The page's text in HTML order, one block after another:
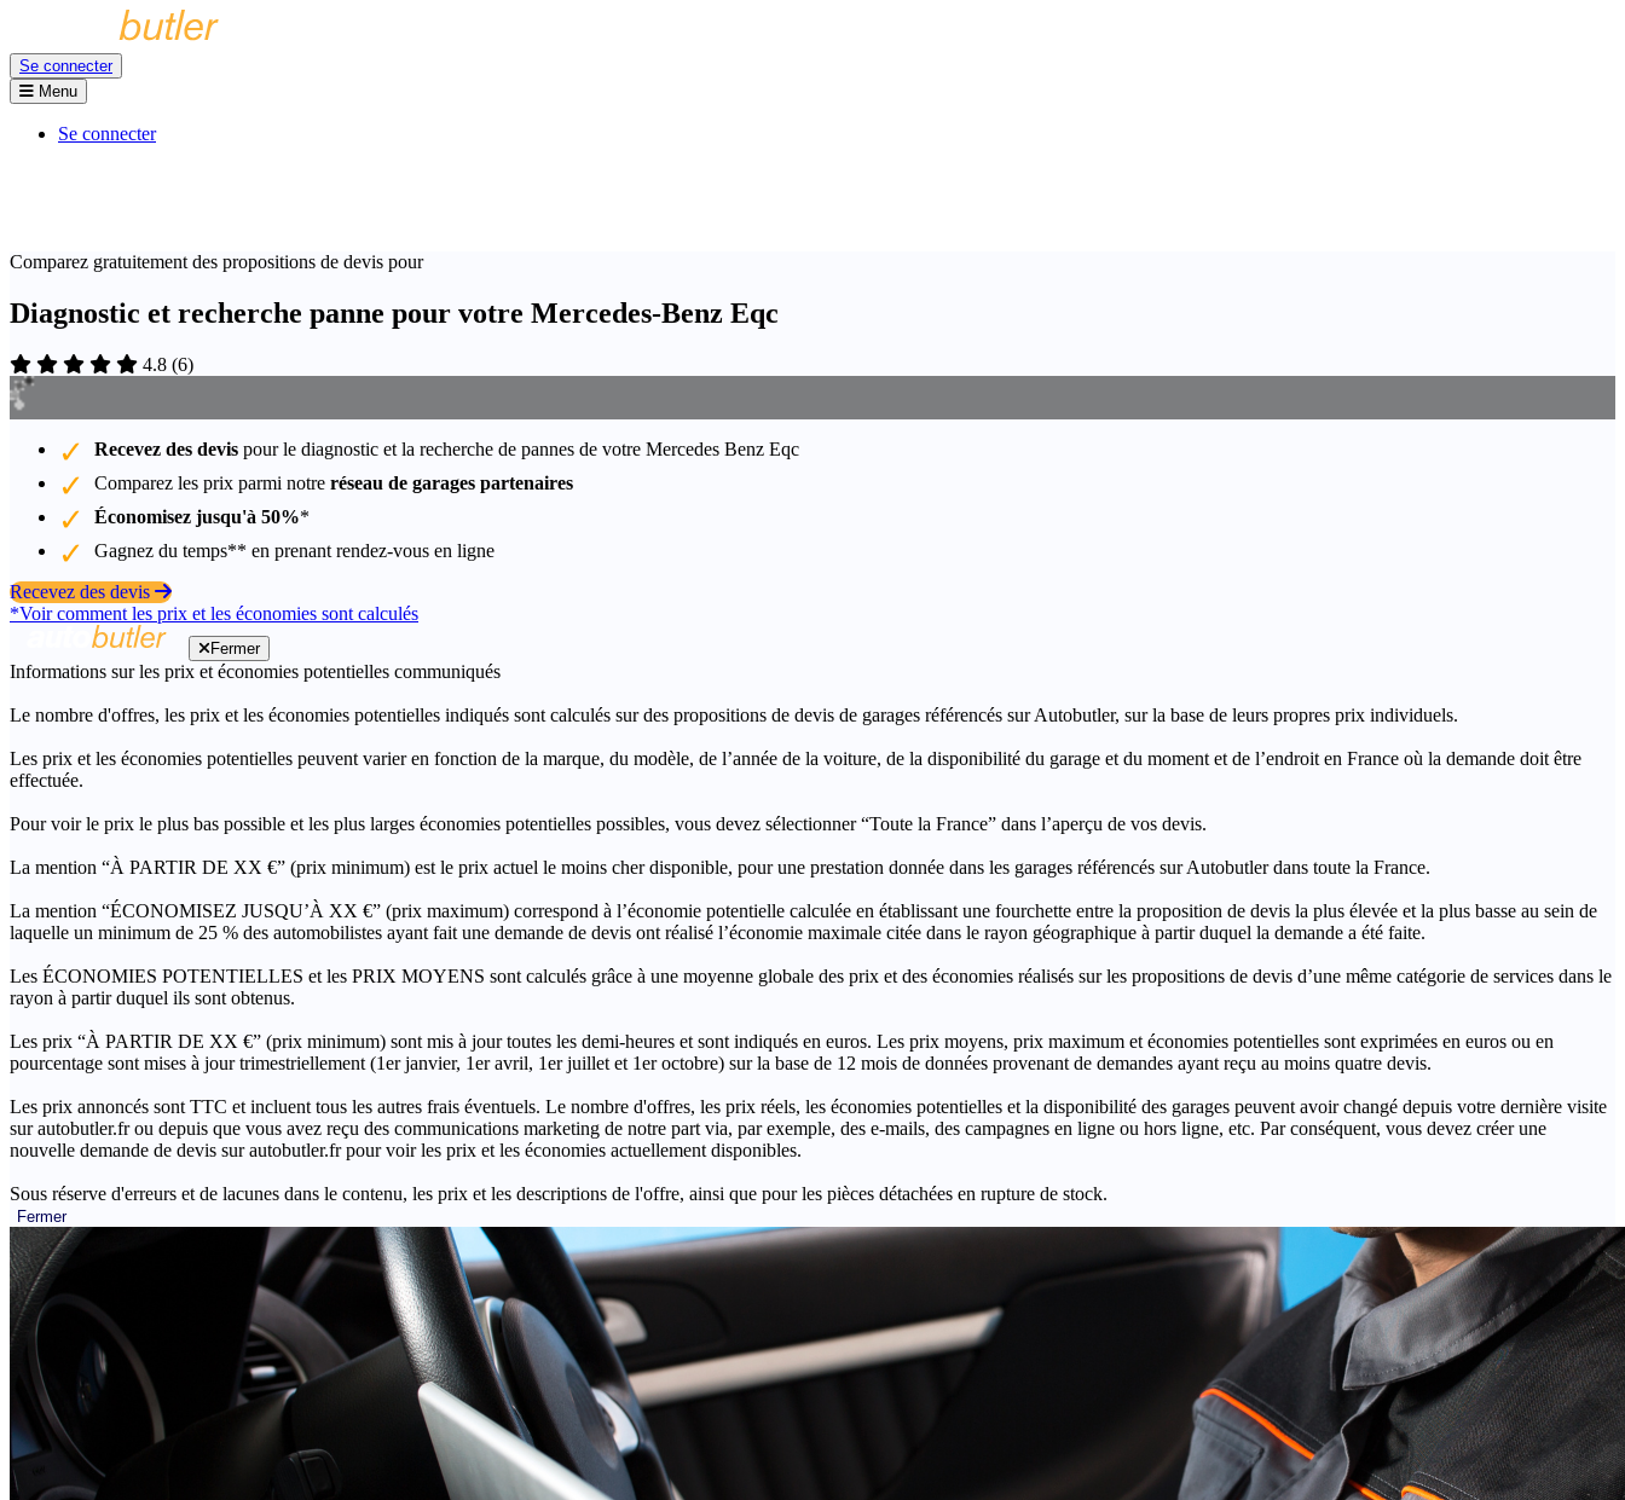
Se connecter
Menu
Se connecter
Comparez gratuitement des propositions de devis pour
Diagnostic et recherche panne pour votre Mercedes-Benz Eqc
4.8 (6)
Recevez des devis pour le diagnostic et la recherche de pannes de votre Mercedes Benz Eqc
Comparez les prix parmi notre réseau de garages partenaires
Économisez jusqu'à 50%*
Gagnez du temps** en prenant rendez-vous en ligne
Recevez des devis
*Voir comment les prix et les économies sont calculés
Fermer
Informations sur les prix et économies potentielles communiqués
Le nombre d'offres, les prix et les économies potentielles indiqués sont calculés sur des propositions de devis de garages référencés sur Autobutler, sur la base de leurs propres prix individuels.
Les prix et les économies potentielles peuvent varier en fonction de la marque, du modèle, de l’année de la voiture, de la disponibilité du garage et du moment et de l’endroit en France où la demande doit être
effectuée.
Pour voir le prix le plus bas possible et les plus larges économies potentielles possibles, vous devez sélectionner “Toute la France” dans l’aperçu de vos devis.
La mention “À PARTIR DE XX €” (prix minimum) est le prix actuel le moins cher disponible, pour une prestation donnée dans les garages référencés sur Autobutler dans toute la France.
La mention “ÉCONOMISEZ JUSQU’À XX €” (prix maximum) correspond à l’économie potentielle calculée en établissant une fourchette entre la proposition de devis la plus élevée et la plus basse au sein de
laquelle un minimum de 25 % des automobilistes ayant fait une demande de devis ont réalisé l’économie maximale citée dans le rayon géographique à partir duquel la demande a été faite.
Les ÉCONOMIES POTENTIELLES et les PRIX MOYENS sont calculés grâce à une moyenne globale des prix et des économies réalisés sur les propositions de devis d’une même catégorie de services dans le
rayon à partir duquel ils sont obtenus.
Les prix “À PARTIR DE XX €” (prix minimum) sont mis à jour toutes les demi-heures et sont indiqués en euros. Les prix moyens, prix maximum et économies potentielles sont exprimées en euros ou en
pourcentage sont mises à jour trimestriellement (1er janvier, 1er avril, 1er juillet et 1er octobre) sur la base de 12 mois de données provenant de demandes ayant reçu au moins quatre devis.
Les prix annoncés sont TTC et incluent tous les autres frais éventuels. Le nombre d'offres, les prix réels, les économies potentielles et la disponibilité des garages peuvent avoir changé depuis votre dernière visite
sur autobutler.fr ou depuis que vous avez reçu des communications marketing de notre part via, par exemple, des e-mails, des campagnes en ligne ou hors ligne, etc. Par conséquent, vous devez créer une
nouvelle demande de devis sur autobutler.fr pour voir les prix et les économies actuellement disponibles.
Sous réserve d'erreurs et de lacunes dans le contenu, les prix et les descriptions de l'offre, ainsi que pour les pièces détachées en rupture de stock.
Fermer